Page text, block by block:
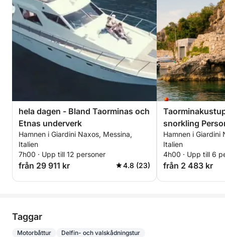
hela dagen - Bland Taorminas och
Etnas underverk
Hamnen i Giardini Naxos, Messina,
Italien
7h00 · Upp till 12 personer
från 29 911 kr 4.8 (23)
snorkling Personlig privat utflykt
genom
och gömda
över Etna
Hamnen i Giardini
Italien
4h00 · Upp till 6
från 2 483 kr
Taggar
Motorbåttur Delfin- och valskådningstur